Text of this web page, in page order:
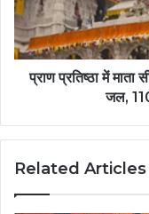
प्राण प्रतिष्ठा में
जल,
Related Articles